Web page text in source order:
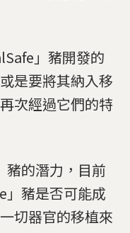
」豬開發的
是要將其納入移
次經過它們的特
豬的潛力，目前
」豬是否可能成
切器官的移植來